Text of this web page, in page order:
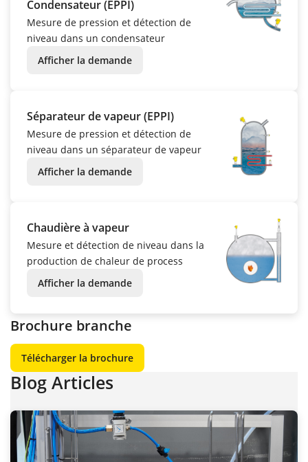
Condensateur (EPPI)
Mesure de pression et détection de
niveau dans un condensateur
Afficher la demande
Séparateur de vapeur (EPPI)
Mesure de pression et détection de
niveau dans un séparateur de vapeur
Afficher la demande
Chaudière à vapeur
Mesure et détection de niveau dans la
production de chaleur de process
Afficher la demande
Brochure branche
Télécharger la brochure
Blog Articles